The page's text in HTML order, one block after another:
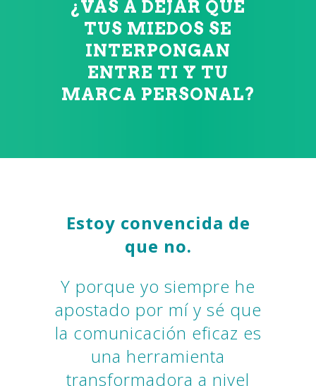
¿VAS A DEJAR QUE
TUS MIEDOS SE
INTERPONGAN
ENTRE TI Y TU
MARCA PERSONAL?
Estoy convencida de
que no.
Y porque yo siempre he
apostado por mí y sé que
la comunicación eficaz es
una herramienta
transformadora a nivel